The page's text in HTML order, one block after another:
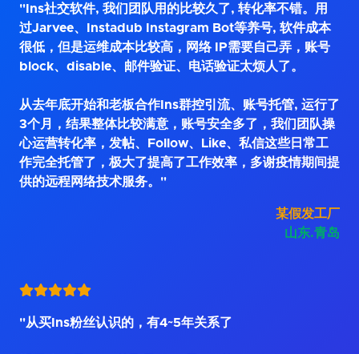
"Ins社交软件, 我们团队用的比较久了, 转化率不错。用
过Jarvee、Instadub Instagram Bot等养号, 软件成本
很低，但是运维成本比较高，网络 IP需要自己弄，账号
block、disable、邮件验证、电话验证太烦人了。
从去年底开始和老板合作Ins群控引流、账号托管, 运行了
3个月，结果整体比较满意，账号安全多了，我们团队操
心运营转化率，发帖、Follow、Like、私信这些日常工
作完全托管了，极大了提高了工作效率，多谢疫情期间提
供的远程网络技术服务。"
某假发工厂
山东.青岛
"从买Ins粉丝认识的，有4~5年关系了